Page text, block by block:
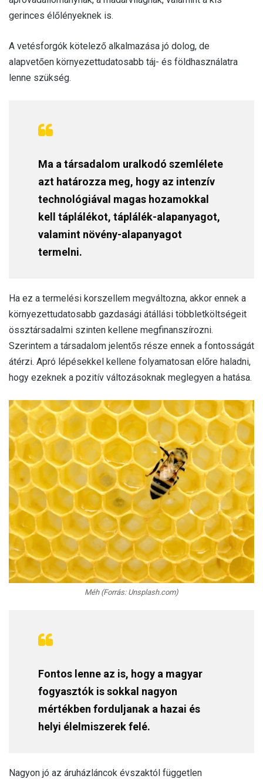
gerinces élőlényeknek is.
A vetésforgók kötelező alkalmazása jó dolog, de
alapvetően környezettudatosabb táj- és földhasználatra
lenne szükség.
Ma a társadalom uralkodó szemlélete
azt határozza meg, hogy az intenzív
technológiával magas hozamokkal
kell táplálékot, táplálék-alapanyagot,
valamint növény-alapanyagot
termelni.
Ha ez a termelési korszellem megváltozna, akkor ennek a
környezettudatosabb gazdasági átállási többletköltségeit
össztársadalmi szinten kellene megfinanszírozni.
Szerintem a társadalom jelentős része ennek a fontosságát
átérzi. Apró lépésekkel kellene folyamatosan előre haladni,
hogy ezeknek a pozitív változásoknak meglegyen a hatása.
Méh (Forrás: Unsplash.com)
Fontos lenne az is, hogy a magyar
fogyasztók is sokkal nagyon
mértékben forduljanak a hazai és
helyi élelmiszerek felé.
Nagyon jó az áruházláncok évszaktól független